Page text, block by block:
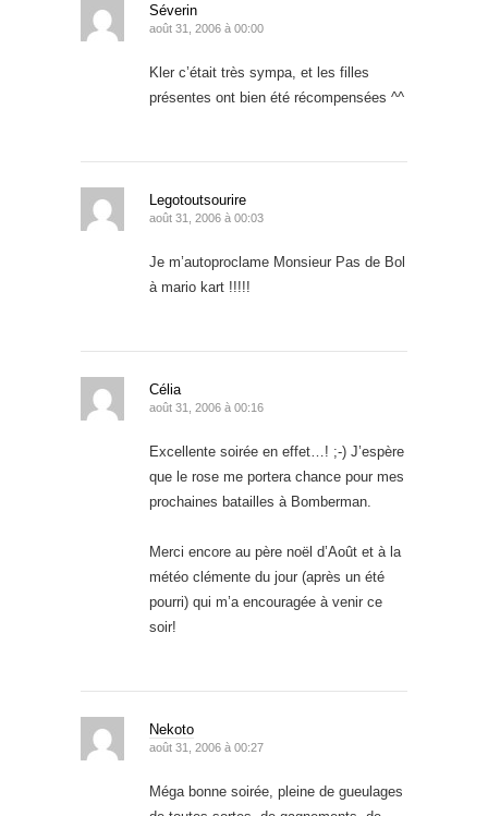
Séverin
août 31, 2006 à 00:00
Kler c’était très sympa, et les filles
présentes ont bien été récompensées ^^
Legotoutsourire
août 31, 2006 à 00:03
Je m’autoproclame Monsieur Pas de Bol
à mario kart !!!!!
Célia
août 31, 2006 à 00:16
Excellente soirée en effet…! ;-) J’espère
que le rose me portera chance pour mes
prochaines batailles à Bomberman.
Merci encore au père noël d’Août et à la
météo clémente du jour (après un été
pourri) qui m’a encouragée à venir ce
soir!
Nekoto
août 31, 2006 à 00:27
Méga bonne soirée, pleine de gueulages